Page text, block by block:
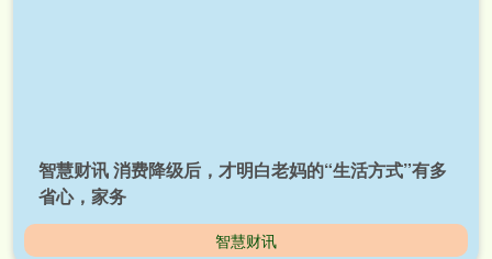
智慧财讯 消费降级后，才明白老妈的“生活方式”有多
省心，家务
智慧财讯